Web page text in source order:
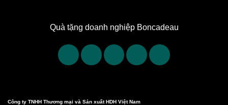
Quà tặng doanh nghiệp Boncadeau
Công ty TNHH Thương mại và Sản xuất HDH Việt Nam